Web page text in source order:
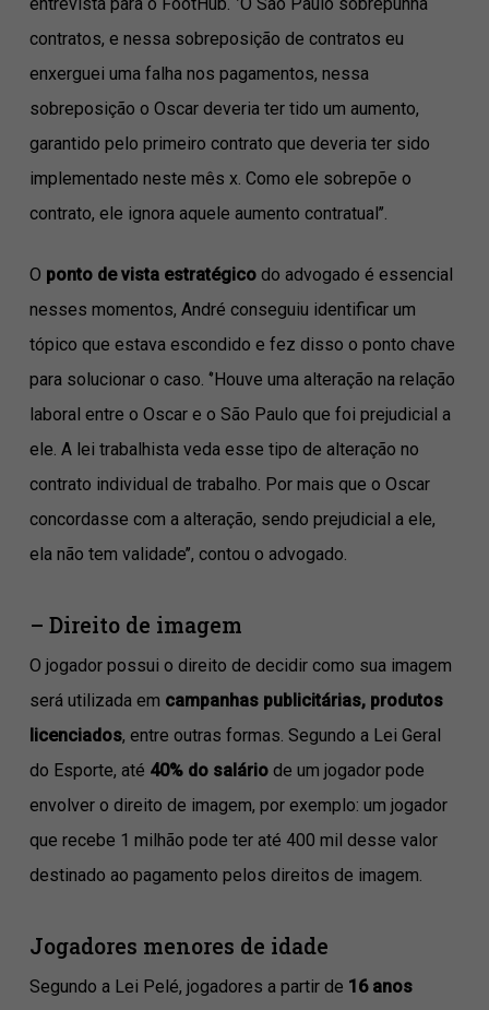
contratos, e nessa sobreposição de contratos eu
enxerguei uma falha nos pagamentos, nessa
sobreposição o Oscar deveria ter tido um aumento,
garantido pelo primeiro contrato que deveria ter sido
implementado neste mês x. Como ele sobrepõe o
contrato, ele ignora aquele aumento contratual’’.
O ponto de vista estratégicodo advogado é essencial
nesses momentos, André conseguiu identificar um
tópico que estava escondido e fez disso o ponto chave
para solucionar o caso. ‘’Houve uma alteração na relação
laboral entre o Oscar e o São Paulo que foi prejudicial a
ele. A lei trabalhista veda esse tipo de alteração no
contrato individual de trabalho. Por mais que o Oscar
concordasse com a alteração, sendo prejudicial a ele,
ela não tem validade’’, contou o advogado.
– Direito de imagem
O jogador possui o direito de decidir como sua imagem
será utilizada em campanhas publicitárias, produtos
licenciados, entre outras formas. Segundo a Lei Geral
do Esporte, até 40% do saláriode um jogador pode
envolver o direito de imagem, por exemplo: um jogador
que recebe 1 milhão pode ter até 400 mil desse valor
destinado ao pagamento pelos direitos de imagem.
Jogadores menores de idade
Segundo a Lei Pelé, jogadores a partir de 16 anos